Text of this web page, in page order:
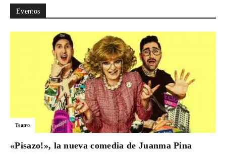
Eventos
Teatro
«Pisazo!», la nueva comedia de Juanma Pina